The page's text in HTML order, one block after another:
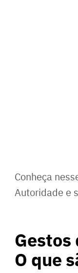
Conheça
Autoridade e
O que